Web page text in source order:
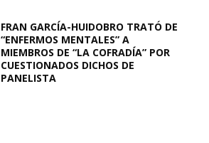
FRAN GARCÍA-HUIDOBRO TRATÓ DE
“ENFERMOS MENTALES” A
MIEMBROS DE “LA COFRADÍA” POR
CUESTIONADOS DICHOS DE
PANELISTA